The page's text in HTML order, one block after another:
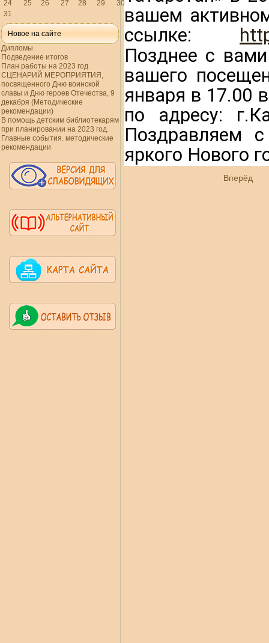
24
25 26 27 28 29
30
31
Новое на сайте
Дипломы
Подведение итогов
План работы на 2023 год
СЦЕНАРИЙ МЕРОПРИЯТИЯ,
посвященного Дню воинской
славы и Дню героев Отечества, 9
декабря (Методические
рекомендации)
В помощь детским библиотекарям
при планировании на 2023 год.
Главные события. методические
рекомендации
вашем
ссылке:
Позднее с
вашего
января в 17.00
по адресу:
Поздравляем
яркого Нового
Вперёд